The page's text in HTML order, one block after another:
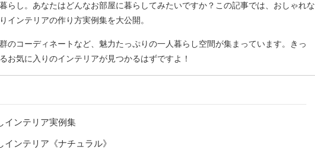
らし。あなたはどんなお部屋に暮らしてみたいですか？この記事では、おしゃれな
インテリアの作り方実例集を大公開。
のコーディネートなど、魅力たっぷりの一人暮らし空間が集まっています。きっ
お気に入りのインテリアが見つかるはずですよ！
インテリア実例集
ンテリア《ナチュラル》